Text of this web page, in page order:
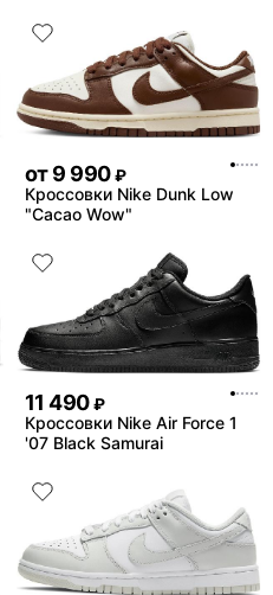
от9 990 ₽
Кроссовки Nike Dunk Low
"Cacao Wow"
11 490 ₽
Кроссовки Nike Air Force 1
'07 Black Samurai